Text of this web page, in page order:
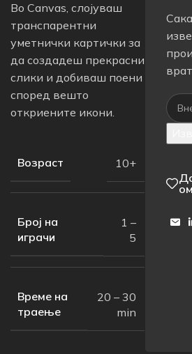
Во Canvas, слојуваш
транспарентни
уметнички картички за
да создадеш прекрасни
слики и добиваш поени
според вешто
откриените икони.
Возраст 10+
Број на
играчи
1 –
5
Време на
траење
20 – 30
min